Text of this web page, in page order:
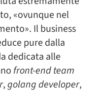
«ovunque nel
Il business
pure dalla
dedicata alle
front-end team
,golang developer,